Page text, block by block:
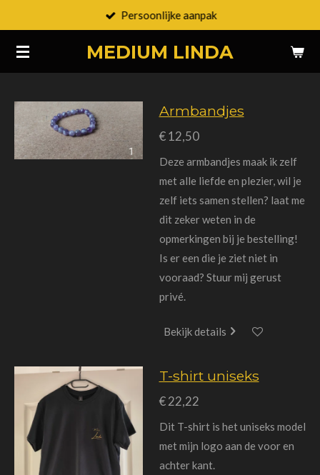
naar
de
MEDIUM LINDA
Persoonlijke aanpak
Armbandjes
€ 12,50
Deze armbandjes maak ik zelf
met alle liefde en plezier, wil je
zelf iets samen stellen? laat me
dit zeker weten in de
opmerkingen bij je bestelling!
Is er een die je ziet niet in
vooraad? Stuur mij gerust
privé.
Bekijk details
T-shirt uniseks
€ 22,22
Dit T-shirt is het uniseks model
met mijn logo aan de voor en
achter kant.